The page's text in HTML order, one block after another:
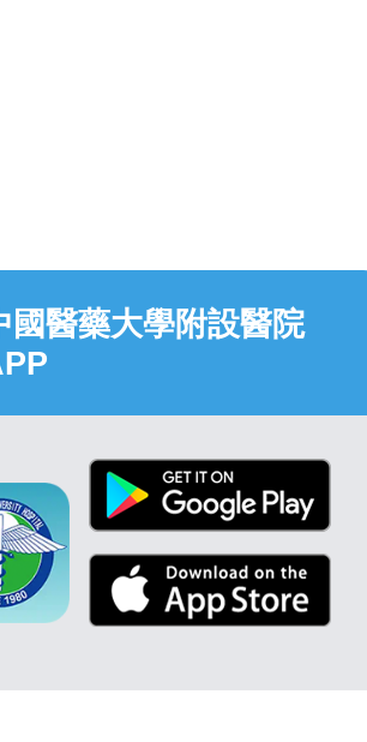
國醫藥大學附設醫院